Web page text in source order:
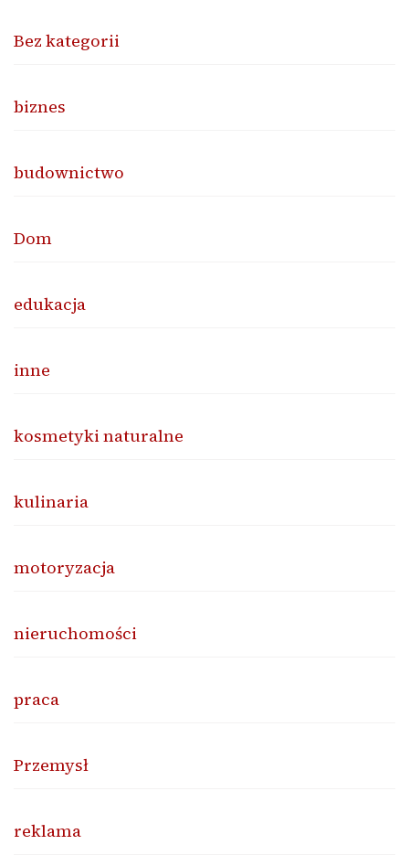
Bez kategorii
biznes
budownictwo
Dom
edukacja
inne
kosmetyki naturalne
kulinaria
motoryzacja
nieruchomości
praca
Przemysł
reklama